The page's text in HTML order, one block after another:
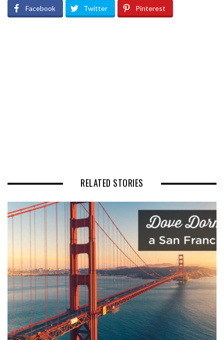
Facebook Twitter Pinterest
RELATED STORIES